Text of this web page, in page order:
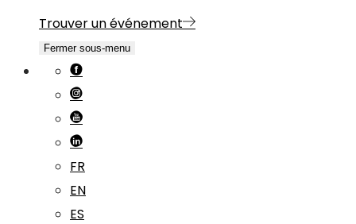
Trouver un événement
Fermer sous-menu
FR
EN
ES